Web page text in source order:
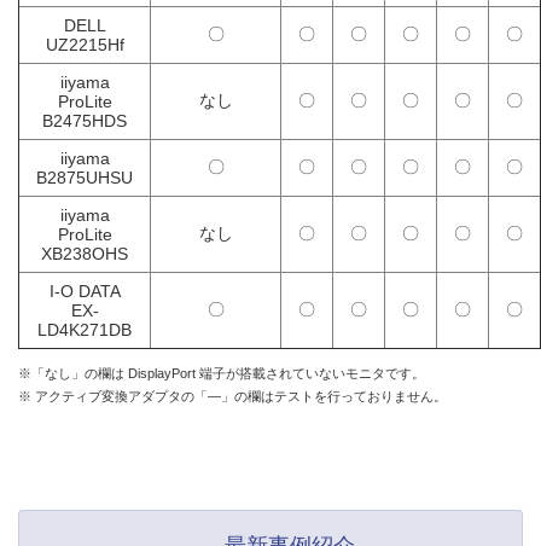
DELL
UZ2215Hf
〇 〇 〇 〇 〇 〇
iiyama
ProLite
B2475HDS
なし 〇 〇 〇 〇 〇
iiyama
B2875UHSU
〇 〇 〇 〇 〇 〇
iiyama
ProLite
XB238OHS
なし 〇 〇 〇 〇 〇
I-O DATA
EX-
LD4K271DB
〇 〇 〇 〇 〇 〇
※「なし」の欄は DisplayPort 端子が搭載されていないモニタです。
※ アクティブ変換アダプタの「―」の欄はテストを行っておりません。